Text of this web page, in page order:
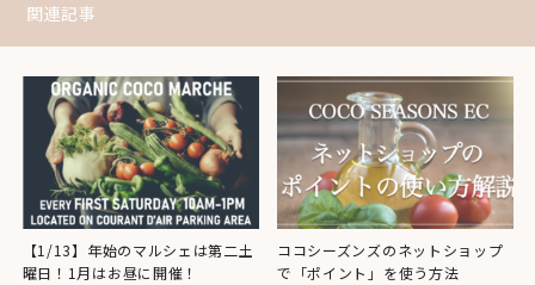
関連記事
【1/13】年始のマルシェは第二土
曜日！1月はお昼に開催！
ココシーズンズのネットショップ
で「ポイント」を使う方法